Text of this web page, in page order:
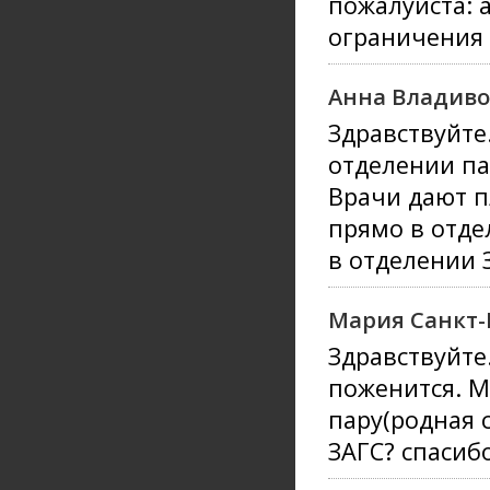
Анна
отделении
Врачи дают
прямо в
в отделении
Мария
поженится.
пару(родная
ЗАГС?